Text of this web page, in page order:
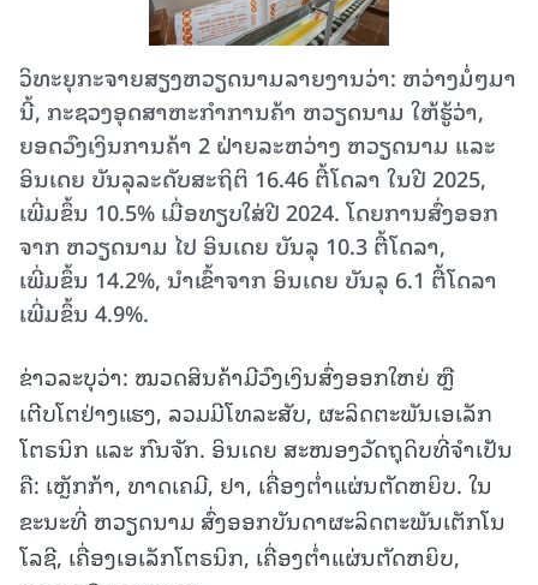
ວິທະຍຸກະຈາຍສຽງຫວຽດນາມລາຍງານວ່າ: ຫວ່າງມໍ່ໆມາ
ນີ້, ກະຊວງອຸດສາຫະກຳການຄ້າ ຫວຽດນາມ ໃຫ້ຮູ້ວ່າ,
ຍອດວົງເງິນການຄ້າ 2 ຝ່າຍລະຫວ່າງ ຫວຽດນາມ ແລະ
ອິນເດຍ ບັນລຸລະດັບສະຖິຕິ 16.46 ຕື້ໂດລາ ໃນປີ 2025,
ເພີ່ມຂຶ້ນ 10.5% ເມື່ອທຽບໃສ່ປີ 2024. ໂດຍການສົ່ງອອກ
ຈາກ ຫວຽດນາມ ໄປ ອິນເດຍ ບັນລຸ 10.3 ຕື້ໂດລາ,
ເພີ່ມຂຶ້ນ 14.2%, ນຳເຂົ້າຈາກ ອິນເດຍ ບັນລຸ 6.1 ຕື້ໂດລາ
ເພີ່ມຂຶ້ນ 4.9%.
ຂ່າວລະບຸວ່າ: ໝວດສິນຄ້າມີວົງເງິນສົ່ງອອກໃຫຍ່ ຫຼື
ເຕີບໂຕຢ່າງແຮງ, ລວມມີໂທລະສັບ, ຜະລິດຕະພັນເອເລັກ
ໂຕຣນິກ ແລະ ກົນຈັກ. ອິນເດຍ ສະໜອງວັດຖຸດິບທີ່ຈຳເປັນ
ຄື: ເຫຼັກກ້າ, ທາດເຄມີ, ຢາ, ເຄື່ອງຕ່ຳແຜ່ນຕັດຫຍິບ. ໃນ
ຂະນະທີ່ ຫວຽດນາມ ສົ່ງອອກບັນດາຜະລິດຕະພັນເຕັກໂນ
ໂລຊີ, ເຄື່ອງເອເລັກໂຕຣນິກ, ເຄື່ອງຕ່ຳແຜ່ນຕັດຫຍິບ,